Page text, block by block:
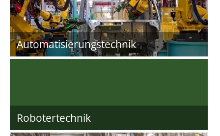
Automatisierungstechnik
Robotertechnik